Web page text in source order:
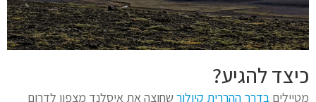
כיצד להגיע?
מטיילים בדרך ההררית קיולורשחוצה את איסלנד מצפון לדרום